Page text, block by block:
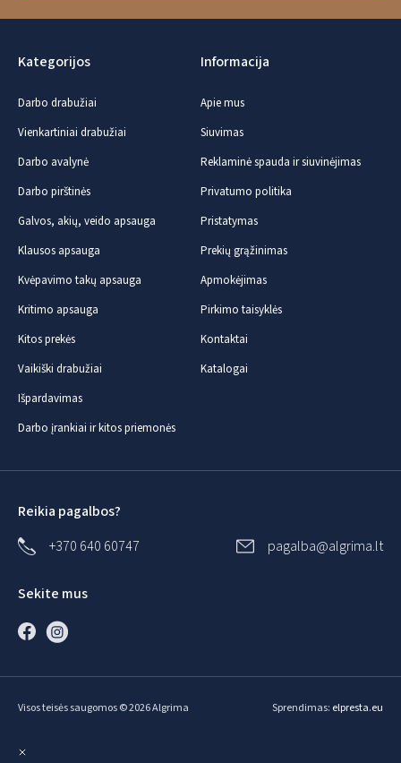
Kategorijos
Darbo drabužiai
Vienkartiniai drabužiai
Darbo avalynė
Darbo pirštinės
Galvos, akių, veido apsauga
Klausos apsauga
Kvėpavimo takų apsauga
Kritimo apsauga
Kitos prekės
Vaikiški drabužiai
Išpardavimas
Darbo įrankiai ir kitos priemonės
Informacija
Apie mus
Siuvimas
Reklaminė spauda ir siuvinėjimas
Privatumo politika
Pristatymas
Prekių grąžinimas
Apmokėjimas
Pirkimo taisyklės
Kontaktai
Katalogai
Reikia pagalbos?
+370 640 60747
pagalba@algrima.lt
Sekite mus
Visos teisės saugomos © 2026 Algrima Sprendimas: elpresta.eu